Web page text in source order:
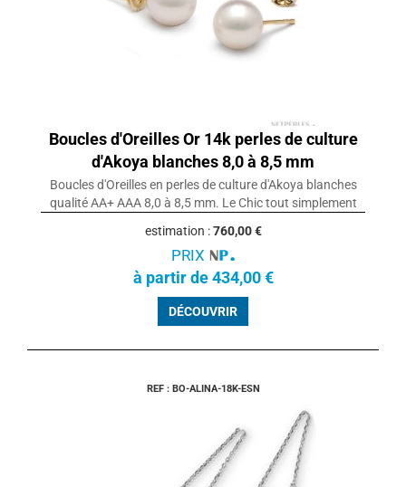
Boucles d'Oreilles Or 14k perles de culture
d'Akoya blanches 8,0 à 8,5 mm
Boucles d'Oreilles en perles de culture d'Akoya blanches
qualité AA+ AAA 8,0 à 8,5 mm. Le Chic tout simplement
estimation :760,00 €
PRIX
à partir de 434,00 €
DÉCOUVRIR
REF : BO-ALINA-18K-ESN